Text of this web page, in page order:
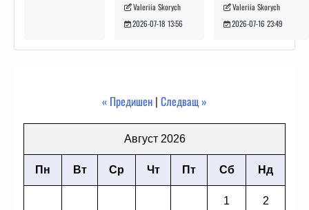
Valeriia Skorych
2026-07-18 13:56
Valeriia Skorych
2026-07-16 23:49
« Предишен | Следващ »
Август 2026
Пн Вт Ср Чт Пт Сб Нд
1 2